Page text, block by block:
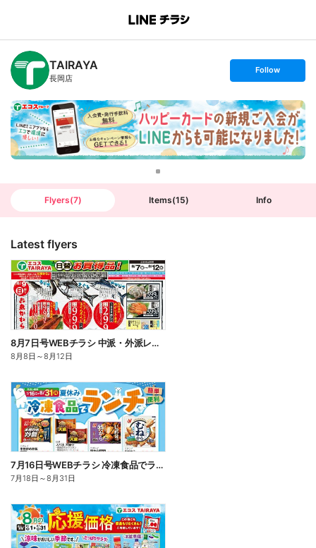
B
n
c
h
T
TAIRAYA
長岡店
s
t
o
l
l
o
w
Follow
Flyers(7) Items(15) Info
Latest flyers
8月7日号WEBチラシ 中派・外派レジャらん・お魚かわら版・お盆準備:うら
8月8日 ～8月12日
7月16日号WEBチラシ 冷凍食品でランチ
7月18日 ～8月31日